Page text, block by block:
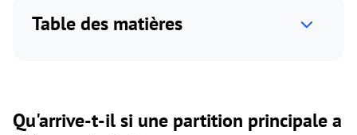
Table des matières
Qu'arrive-t-il si une partition principale a